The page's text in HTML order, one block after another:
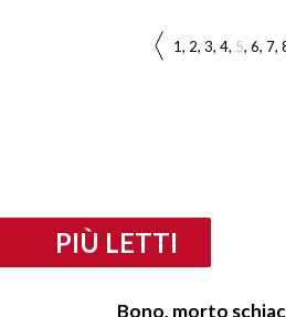
1 2 3 4 5 6 7
PIÙ LETTI
Bono, morto